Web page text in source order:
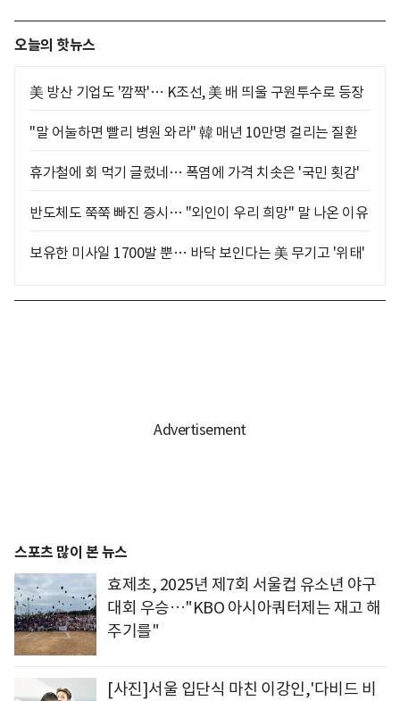
오늘의 핫뉴스
美 방산 기업도 '깜짝'… K조선, 美 배 띄울 구원투수로 등장
"말 어눌하면 빨리 병원 와라" 韓 매년 10만명 걸리는 질환
휴가철에 회 먹기 글렀네… 폭염에 가격 치솟은 '국민 횟감'
반도체도 쭉쭉 빠진 증시… "외인이 우리 희망" 말 나온 이유
보유한 미사일 1700발 뿐… 바닥 보인다는 美 무기고 '위태'
스포츠 많이 본 뉴스
효제초, 2025년 제7회 서울컵 유소년 야구
대회 우승…"KBO 아시아쿼터제는 재고 해
주기를"
[사진]서울 입단식 마친 이강인,'다비드 비